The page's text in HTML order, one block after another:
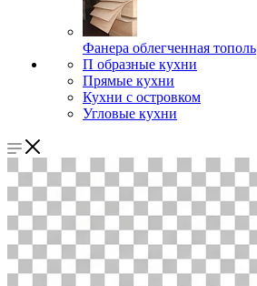
Фанера облегченная тополь
П образные кухни
Прямые кухни
Кухни с островком
Угловые кухни